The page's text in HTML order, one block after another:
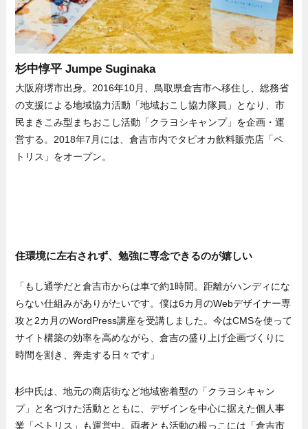
杉中惇平 Jumpe Suginaka
大阪府堺市出身。2016年10月、鳥取県倉吉市へ移住し、総務省
の支援による地域協力活動「地域おこし協力隊員」となり、市
民まきこみ型まちおこし活動「クラヨシキャンプ」を企画・運
営する。2018年7月には、倉吉市内でタピオカ飲料販売店「ペ
トリス」をオープン。
住環境に左右されず、勉強に専念できるのが嬉しい
「もし通学だと倉吉市からは車で約1時間。距離がハンディにな
らない仕組みがありがたいです。僕は6カ月のWebデザイナー専
攻と2カ月のWordPress講座を受講しました。今はCMSを使って
サイト構築の効率を高めながら、倉吉の盛り上げ企画づくりに
時間を割き、奔走する日々です」
杉中氏は、地元の商店街など地域密着型の「クラヨシキャン
プ」と名づけた活動とともに、デザインを中心に据えた個人事
業「ペトリス」も運営中。両者とも活動の根っこには「倉吉市